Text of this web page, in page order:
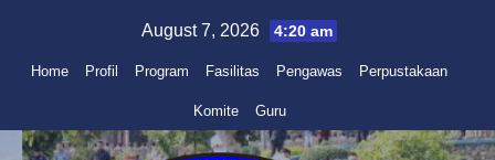
content
August 7, 2026 4:20 am
Home Profil Program Fasilitas Pengawas Perpustakaan
Komite Guru